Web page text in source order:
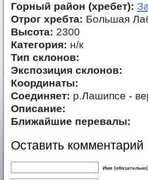
Горный район (хребет):
Отрог хребта: Большая
Высота: 2300
Категория: н/к
Тип склонов:
Экспозиция склонов:
Координаты:
Соединяет: р.Лашипсе -
Описание:
Ближайшие перевалы:
Оставить комментарий
Имя (обязательно)